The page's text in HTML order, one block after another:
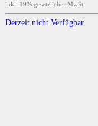
inkl. 19% gesetzlicher MwSt.
Derzeit nicht Verfügbar